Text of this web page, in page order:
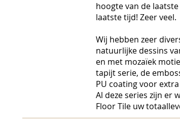
hoogte van de
laatste tijd! Zeer veel.
Wij hebben zeer
natuurlijke dessins
en met mozaïek
tapijt serie, de
PU coating voor
Al deze series zijn er
Floor Tile uw